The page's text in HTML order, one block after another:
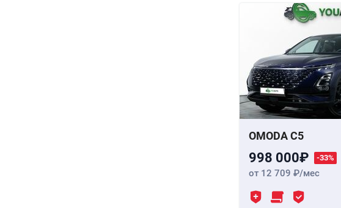
OMODA C5
998 000 -33%
от 12 709 /мес